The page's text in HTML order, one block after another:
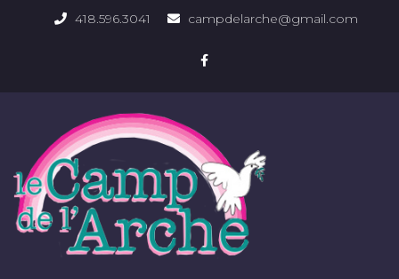
418.596.3041 campdelarche@gmail.com